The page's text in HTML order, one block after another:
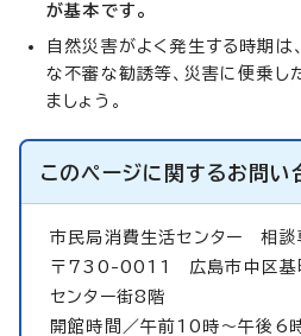
が基本です。
自然災害がよく発生する時期は
な不審な勧誘等、災害に便乗し
ましょう。
このページに関するお問い
市民局消費生活センター相談
〒730-0011 広島市中区基
センター街8階
開館時間／午前10時～午後6時